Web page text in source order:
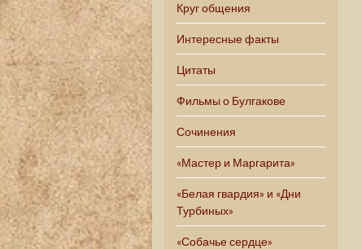
Круг общения
Интересные факты
Цитаты
Фильмы о Булгакове
Сочинения
«Мастер и Маргарита»
«Белая гвардия» и «Дни
Турбиных»
«Собачье сердце»